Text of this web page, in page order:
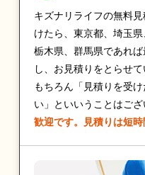
キズナリライフの無料
けたら、東京都、埼玉県
栃木県、群馬県であれ
し、お見積りをとらせて
もちろん「見積りを受
い」といいうことはござ
歓迎です。見積りは短時